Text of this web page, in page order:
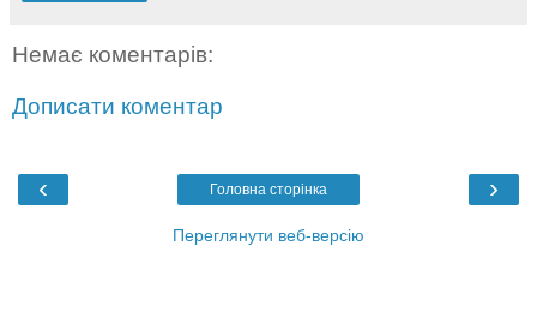
Немає коментарів:
Дописати коментар
‹ ›
Головна сторінка
Переглянути веб-версію